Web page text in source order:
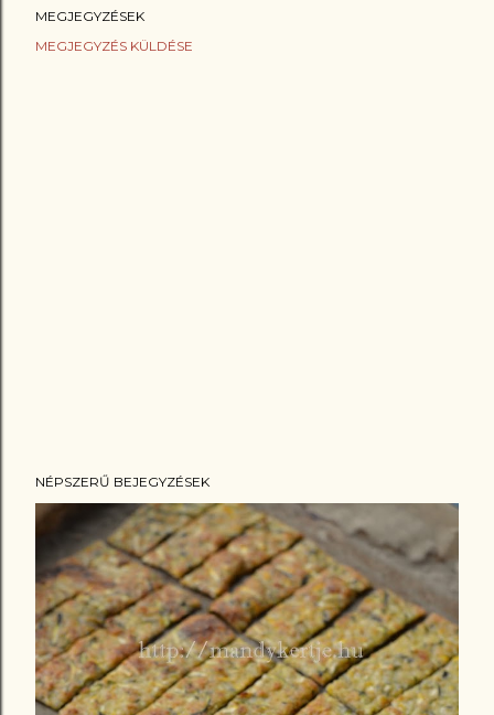
MEGJEGYZÉSEK
MEGJEGYZÉS KÜLDÉSE
NÉPSZERŰ BEJEGYZÉSEK